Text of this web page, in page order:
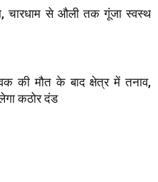
चारधाम से औली तक गूंजा स्वस्थ
की मौत के बाद क्षेत्र में तनाव,
कठोर दंड